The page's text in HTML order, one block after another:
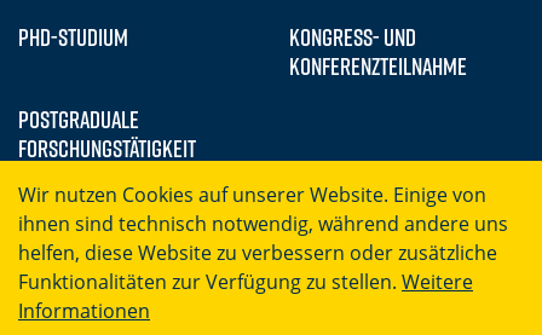
PHD-STUDIUM
POSTGRADUALE
FORSCHUNGSTÄTIGKEIT
KONGRESS- UND
KONFERENZTEILNAHME
Barrierefreiheit
Wir nutzen Cookies auf unserer Website. Einige von
ihnen sind technisch notwendig, während andere uns
helfen, diese Website zu verbessern oder zusätzliche
Funktionalitäten zur Verfügung zu stellen. Weitere
Informationen